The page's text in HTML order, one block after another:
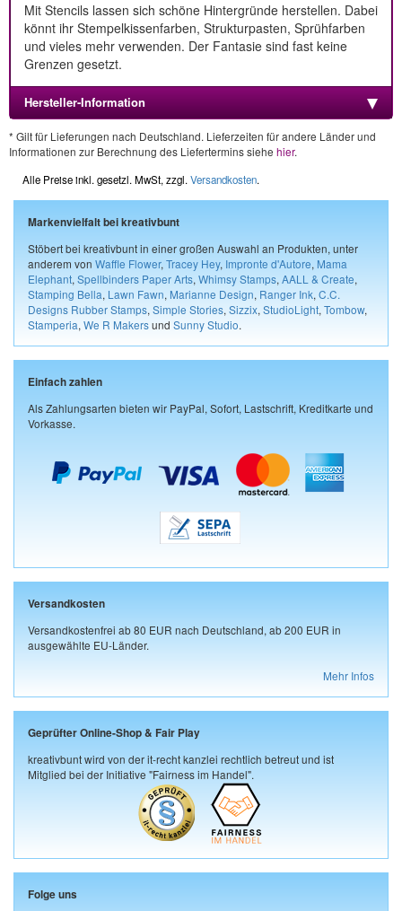
Mit Stencils lassen sich schöne Hintergründe herstellen. Dabei
könnt ihr Stempelkissenfarben, Strukturpasten, Sprühfarben
und vieles mehr verwenden. Der Fantasie sind fast keine
Grenzen gesetzt.
Hersteller-Information
* Gilt für Lieferungen nach Deutschland. Lieferzeiten für andere Länder und
Informationen zur Berechnung des Liefertermins siehe hier.
Alle Preise inkl. gesetzl. MwSt, zzgl. Versandkosten.
Markenvielfalt bei kreativbunt
Stöbert bei kreativbunt in einer großen Auswahl an Produkten, unter
anderem von Waffle Flower, Tracey Hey, Impronte d'Autore, Mama
Elephant, Spellbinders Paper Arts, Whimsy Stamps, AALL & Create,
Stamping Bella, Lawn Fawn, Marianne Design, Ranger Ink, C.C.
Designs Rubber Stamps, Simple Stories, Sizzix, StudioLight, Tombow,
Stamperia, We R Makersund Sunny Studio.
Einfach zahlen
Als Zahlungsarten bieten wir PayPal, Sofort, Lastschrift, Kreditkarte und
Vorkasse.
Versandkosten
Versandkostenfrei ab 80 EUR nach Deutschland, ab 200 EUR in
ausgewählte EU-Länder.
Mehr Infos
Geprüfter Online-Shop & Fair Play
kreativbunt wird von der it-recht kanzlei rechtlich betreut und ist
Mitglied bei der Initiative "Fairness im Handel".
Folge uns